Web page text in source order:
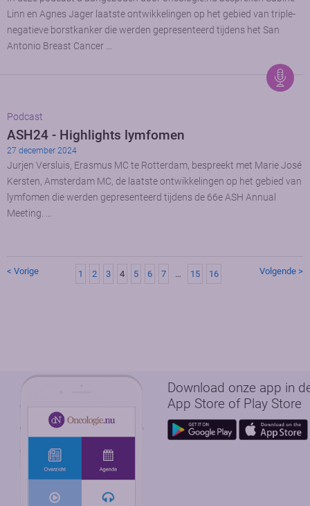
Linn en Agnes Jager laatste ontwikkelingen op het gebied van triple-
negatieve borstkanker die werden gepresenteerd tijdens het San
Antonio Breast Cancer …
Podcast
ASH24 - Highlights lymfomen
27 december 2024
Jurjen Versluis, Erasmus MC te Rotterdam, bespreekt met Marie José
Kersten, Amsterdam MC, de laatste ontwikkelingen op het gebied van
lymfomen die werden gepresenteerd tijdens de 66e ASH Annual
Meeting. …
< Vorige 1 2 3 4 5 6 7 … 15 16 Volgende >
Download onze app in
App Store of Play Store